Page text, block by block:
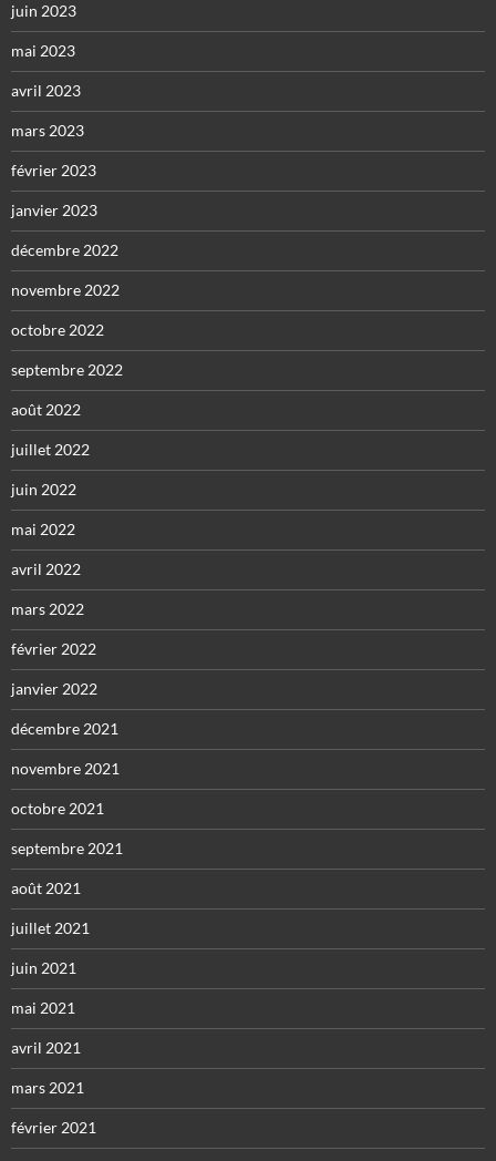
juin 2023
mai 2023
avril 2023
mars 2023
février 2023
janvier 2023
décembre 2022
novembre 2022
octobre 2022
septembre 2022
août 2022
juillet 2022
juin 2022
mai 2022
avril 2022
mars 2022
février 2022
janvier 2022
décembre 2021
novembre 2021
octobre 2021
septembre 2021
août 2021
juillet 2021
juin 2021
mai 2021
avril 2021
mars 2021
février 2021